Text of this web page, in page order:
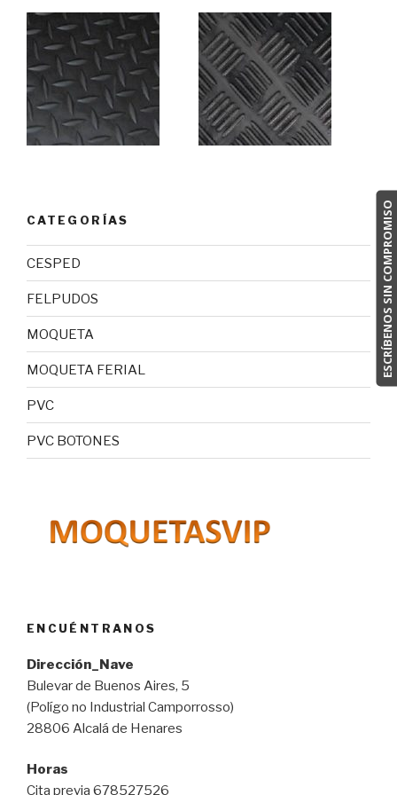
CATEGORÍAS
CESPED
FELPUDOS
MOQUETA
MOQUETA FERIAL
PVC
PVC BOTONES
ENCUÉNTRANOS
Dirección_Nave
Bulevar de Buenos Aires, 5
(Polígo no Industrial Camporrosso)
28806 Alcalá de Henares
Horas
Cita previa 678527526
ESCRÍBENOS SIN COMPROMISO